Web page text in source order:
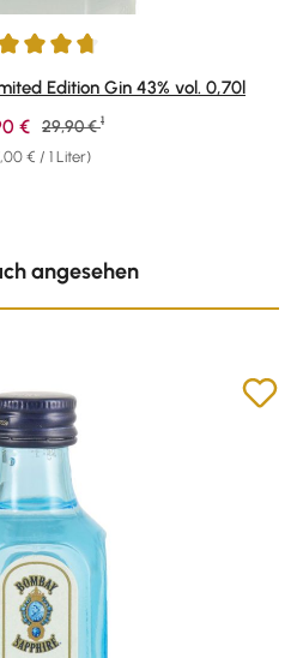
von 4.73 von 5 Sternen
Edition Gin 43% vol. 0,70l
€ / 1 Liter)
Verkaufspreis:
€ Regulärer Preis:
29,90 € 1
angesehen